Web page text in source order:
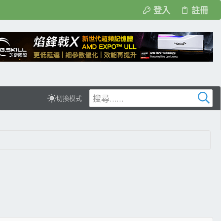
登入 註冊
切換模式